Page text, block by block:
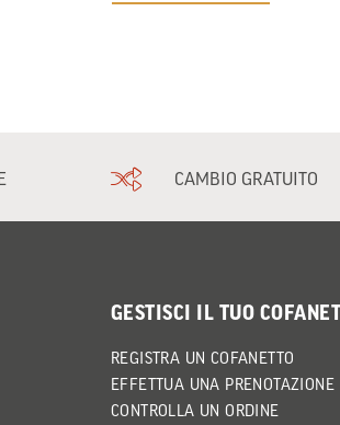
CAMBIO GRATUITO
GESTISCI IL TUO
REGISTRA UN COFANETTO
EFFETTUA UNA PRENOTAZIONE
CONTROLLA UN ORDINE